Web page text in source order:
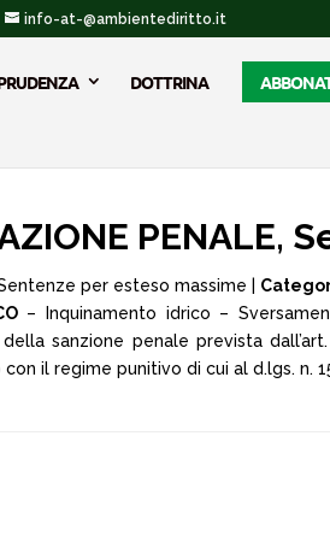
info-at-@ambientediritto.it
DOTTRINA
per esteso massime |
– Inquinamento idrico –
sanzione penale prevista
il regime punitivo di cui al d.lgs. n.